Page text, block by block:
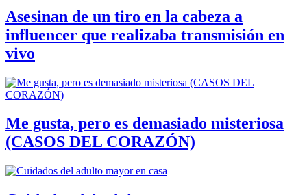
Asesinan de un tiro en la cabeza a
influencer que realizaba transmisión en
vivo
Me gusta, pero es demasiado misteriosa
(CASOS DEL CORAZÓN)